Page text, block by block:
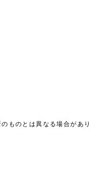
ものとは異なる場合があり